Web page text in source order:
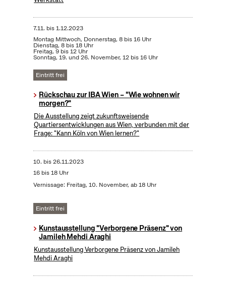
7.11. bis1.12.2023
Montag Mittwoch, Donnerstag, 8 bis 16 Uhr
Dienstag, 8 bis 18 Uhr
Freitag, 9 bis 12 Uhr
Sonntag, 19. und 26. November, 12 bis 16 Uhr
Eintritt frei
Rückschau zur IBA Wien – "Wie wohnen wir
morgen?"
Die Ausstellung zeigt zukunftsweisende
Quartiersentwicklungen aus Wien, verbunden mit der
Frage: "Kann Köln von Wien lernen?"
10. bis26.11.2023
16 bis 18 Uhr
Vernissage: Freitag, 10. November, ab 18 Uhr
Eintritt frei
Kunstausstellung "Verborgene Präsenz" von
Jamileh Mehdi Araghi
Kunstausstellung Verborgene Präsenz von Jamileh
Mehdi Araghi